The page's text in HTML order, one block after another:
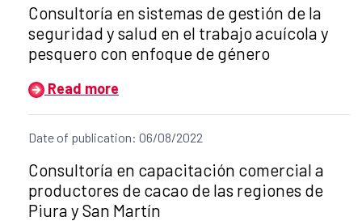
Title of the announcement:
Consultoría en sistemas de gestión de la
seguridad y salud en el trabajo acuícola y
pesquero con enfoque de género
Read more
Date of publication: 06/08/2022
Title of the announcement:
Consultoría en capacitación comercial a
productores de cacao de las regiones de
Piura y San Martín